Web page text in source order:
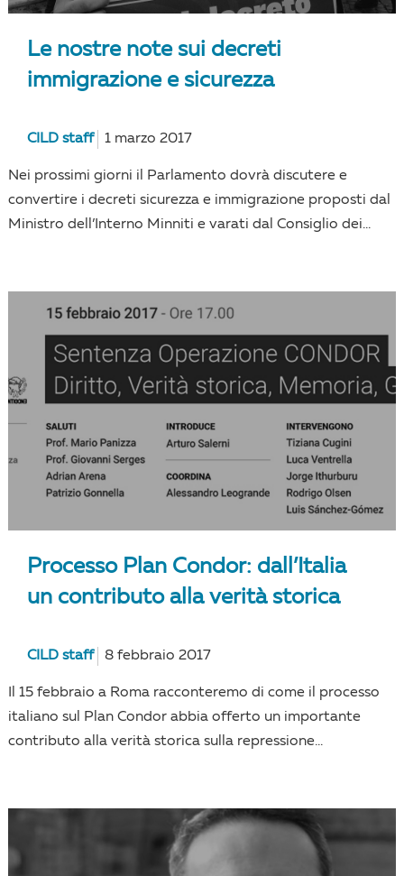
Le nostre note sui decreti
immigrazione e sicurezza
CILD staff 1 marzo 2017
Nei prossimi giorni il Parlamento dovrà discutere e
convertire i decreti sicurezza e immigrazione proposti dal
Ministro dell’Interno Minniti e varati dal Consiglio dei...
Processo Plan Condor: dall’Italia
un contributo alla verità storica
CILD staff 8 febbraio 2017
Il 15 febbraio a Roma racconteremo di come il processo
italiano sul Plan Condor abbia offerto un importante
contributo alla verità storica sulla repressione...